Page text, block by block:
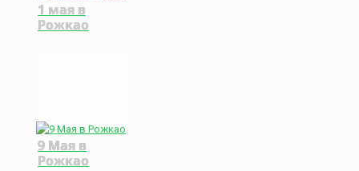
1 мая в
Рожкао
9 Мая в
Рожкао